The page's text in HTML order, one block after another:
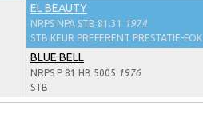
EL BEAUTY
NRPS NPA STB 81.31
1974
STB KEUR PREFERENT PRESTATIE-FOK
BLUE BELL
NRPS P 81 HB 5005 1976
STB